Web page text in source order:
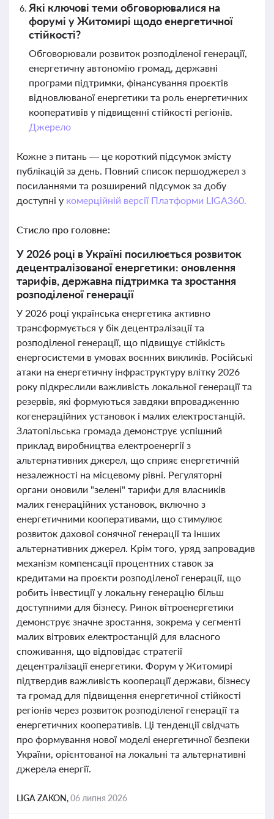
Які ключові теми обговорювалися на
форумі у Житомирі щодо енергетичної
стійкості?
Обговорювали розвиток розподіленої генерації,
енергетичну автономію громад, державні
програми підтримки, фінансування проєктів
відновлюваної енергетики та роль енергетичних
кооперативів у підвищенні стійкості регіонів.
Джерело
Кожне з питань — це короткий підсумок змісту
публікацій за день. Повний список першоджерел з
посиланнями та розширений підсумок за добу
доступні у комерційній версії Платформи LIGA360.
Стисло про головне:
У 2026 році в Україні посилюється розвиток
децентралізованої енергетики: оновлення
тарифів, державна підтримка та зростання
розподіленої генерації
У 2026 році українська енергетика активно
трансформується у бік децентралізації та
розподіленої генерації, що підвищує стійкість
енергосистеми в умовах воєнних викликів. Російські
атаки на енергетичну інфраструктуру влітку 2026
року підкреслили важливість локальної генерації та
резервів, які формуються завдяки впровадженню
когенераційних установок і малих електростанцій.
Златопільська громада демонструє успішний
приклад виробництва електроенергії з
альтернативних джерел, що сприяє енергетичній
незалежності на місцевому рівні. Регуляторні
органи оновили "зелені" тарифи для власників
малих генераційних установок, включно з
енергетичними кооперативами, що стимулює
розвиток дахової сонячної генерації та інших
альтернативних джерел. Крім того, уряд запровадив
механізм компенсації процентних ставок за
кредитами на проєкти розподіленої генерації, що
робить інвестиції у локальну генерацію більш
доступними для бізнесу. Ринок вітроенергетики
демонструє значне зростання, зокрема у сегменті
малих вітрових електростанцій для власного
споживання, що відповідає стратегії
децентралізації енергетики. Форум у Житомирі
підтвердив важливість кооперації держави, бізнесу
та громад для підвищення енергетичної стійкості
регіонів через розвиток розподіленої генерації та
енергетичних кооперативів. Ці тенденції свідчать
про формування нової моделі енергетичної безпеки
України, орієнтованої на локальні та альтернативні
джерела енергії.
LIGA ZAKON,06 липня 2026